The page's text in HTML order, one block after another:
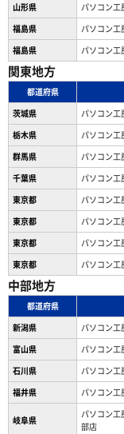
山形県
パソコン工
福島県
パソコン工
福島県
パソコン工
関東地方
都道府県
茨城県
パソコン工
栃木県
パソコン工
群馬県
パソコン工
千葉県
パソコン工
東京都
パソコン工
東京都
パソコン工
東京都
パソコン工
東京都
パソコン工
中部地方
都道府県
新潟県
パソコン工
富山県
パソコン工
石川県
パソコン工
福井県
パソコン工
岐阜県
パソコン工
部店